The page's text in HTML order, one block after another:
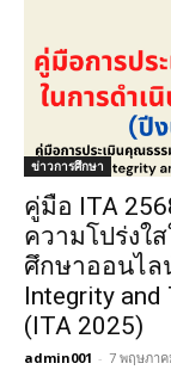
ข่าวการศึกษา
คู่มือ ITA
ความโปร่งใ
ศึกษาออนไล
Integrity
(ITA 2025)
admin001 - 7 พฤษภาค